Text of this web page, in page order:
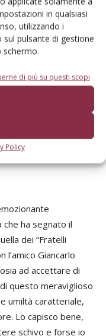
in qualsiasi
utilizzando i
sul pulsante di gestione
schermo.
di più su questi scopi
Policy
nascondere, nella sua
a fianco dello zio
il rombo che
grande motore. E
dentro la stessa
entrambi sono
intemperie
confortevole di
degli anni ’50.
ha segnato il
dei “Fratelli
l’amico Giancarlo
ad accettare di
questo meraviglioso
umiltà caratteriale,
Lo capisco bene,
schivo e forse io